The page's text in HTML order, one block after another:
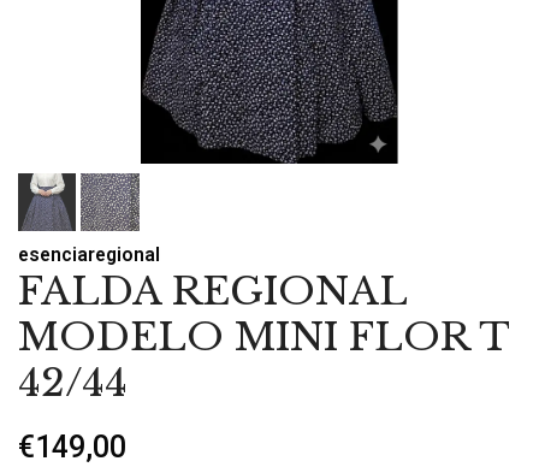
esenciaregional
FALDA REGIONAL
MODELO MINI FLOR T
42/44
€149,00